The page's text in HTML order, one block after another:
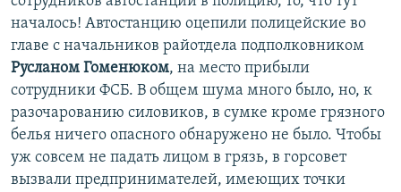
началось! Автостанцию оцепили полицейские во
главе с начальников райотдела подполковником
Русланом Гоменюком, на место прибыли
сотрудники ФСБ. В общем шума много было, но, к
разочарованию силовиков, в сумке кроме грязного
белья ничего опасного обнаружено не было. Чтобы
уж совсем не падать лицом в грязь, в горсовет
вызвали предпринимателей, имеющих точки